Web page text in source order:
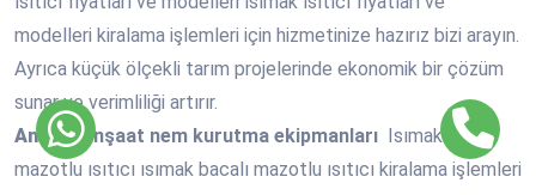
modelleri kiralama işlemleri için hizmetinize hazırız bizi arayın.
Ayrıca küçük ölçekli tarım projelerinde ekonomik bir çözüm
sunar ve verimliliği artırır.
Antalyainşaat nem kurutma ekipmanları
Isımak bacalı
mazotlu ısıtıcı ısımak bacalı mazotlu ısıtıcı kiralama işlemleri